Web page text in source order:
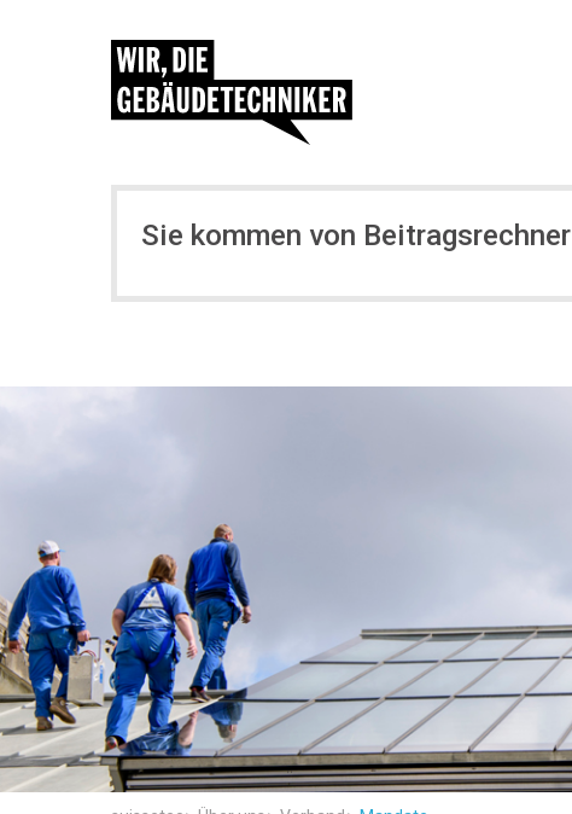
Sie kommen von Beitragsrechner